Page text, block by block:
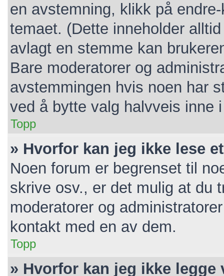
en avstemning, klikk på
temaet. (Dette inneholder
avlagt en stemme kan
Bare moderatorer og
avstemmingen hvis noen har
ved å bytte valg halvveis inne
Topp
» Hvorfor kan jeg ikke lese
Noen forum er begrenset til
skrive osv., er det mulig at du
moderatorer og
kontakt med en av dem.
Topp
» Hvorfor kan jeg ikke